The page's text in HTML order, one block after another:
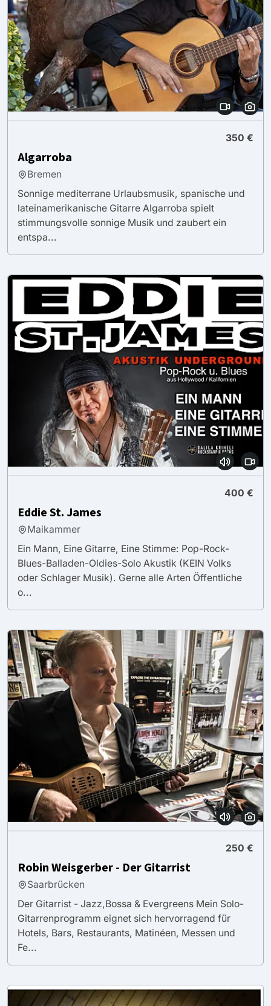
350 €
Algarroba
Bremen
Sonnige mediterrane Urlaubsmusik, spanische und
lateinamerikanische Gitarre Algarroba spielt
stimmungsvolle sonnige Musik und zaubert ein
entspa...
400 €
Eddie St. James
Maikammer
Ein Mann, Eine Gitarre, Eine Stimme: Pop-Rock-
Blues-Balladen-Oldies-Solo Akustik (KEIN Volks
oder Schlager Musik). Gerne alle Arten Öffentliche
o...
250 €
Robin Weisgerber - Der Gitarrist
Saarbrücken
Der Gitarrist - Jazz,Bossa & Evergreens Mein Solo-
Gitarrenprogramm eignet sich hervorragend für
Hotels, Bars, Restaurants, Matinéen, Messen und
Fe...